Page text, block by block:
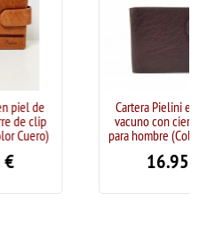
Cartera Pielini en piel de
vacuno con cierre de clip
para hombre (Color Marrón)